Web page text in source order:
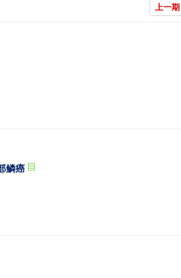
上一期
鳞癌